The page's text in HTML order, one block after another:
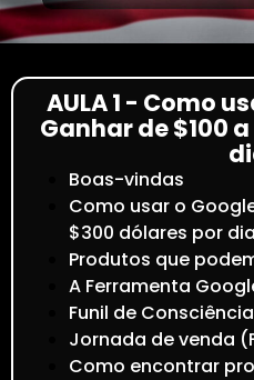
AULA 1 - Como
Ganhar de $100
Boas-vindas
Como usar o
$300 dólares por dia
Produtos que
A Ferramenta
Funil de Consciência
Jornada de venda
Como encontrar